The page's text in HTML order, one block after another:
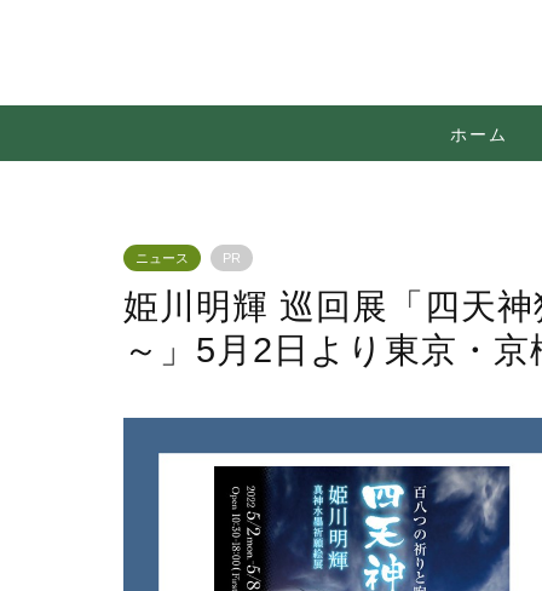
ホーム
ニュース PR
姫川明輝 巡回展「四天
～」5月2日より東京・